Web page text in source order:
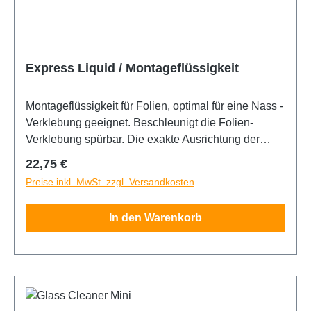
Express Liquid / Montageflüssigkeit
Montageflüssigkeit für Folien, optimal für eine Nass -
Verklebung geeignet. Beschleunigt die Folien-
Verklebung spürbar. Die exakte Ausrichtung der
1:50 mit Wasser gemischt. Inhalt 200ml
Regulärer Preis:
22,75 €
Preise inkl. MwSt. zzgl. Versandkosten
In den Warenkorb